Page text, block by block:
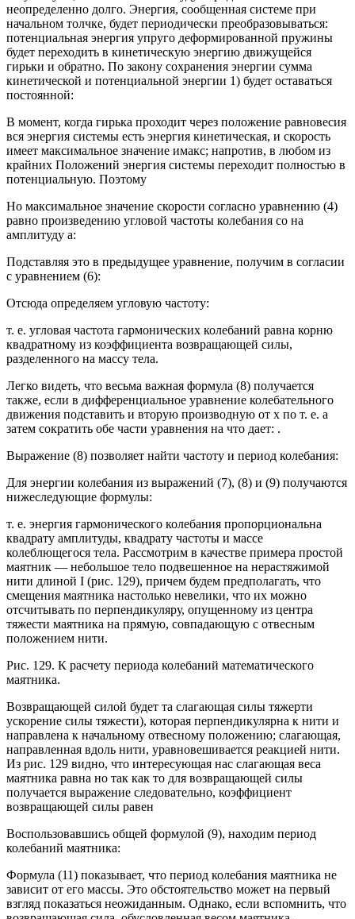
неопределенно долго. Энергия, сообщенная системе при
начальном толчке, будет периодически преобразовываться:
потенциальная энергия упруго деформированной пружины
будет переходить в кинетическую энергию движущейся
гирьки и обратно. По закону сохранения энергии сумма
кинетической и потенциальной энергии 1) будет оставаться
постоянной:
В момент, когда гирька проходит через положение равновесия
вся энергия системы есть энергия кинетическая, и скорость
имеет максимальное значение имакс; напротив, в любом из
крайних Положений энергия системы переходит полностью в
потенциальную. Поэтому
Но максимальное значение скорости согласно уравнению (4)
равно произведению угловой частоты колебания со на
амплитуду а:
Подставляя это в предыдущее уравнение, получим в согласии
с уравнением (6):
Отсюда определяем угловую частоту:
т. е. угловая частота гармонических колебаний равна корню
квадратному из коэффициента возвращающей силы,
разделенного на массу тела.
Легко видеть, что весьма важная формула (8) получается
также, если в дифференциальное уравнение колебательного
движения подставить и вторую производную от х по т. е. а
затем сократить обе части уравнения на что дает: .
Выражение (8) позволяет найти частоту и период колебания:
Для энергии колебания из выражений (7), (8) и (9) получаются
нижеследующие формулы:
т. е. энергия гармонического колебания пропорциональна
квадрату амплитуды, квадрату частоты и массе
колеблющегося тела. Рассмотрим в качестве примера простой
маятник — небольшое тело подвешенное на нерастяжимой
нити длиной I (рис. 129), причем будем предполагать, что
смещения маятника настолько невелики, что их можно
отсчитывать по перпендикуляру, опущенному из центра
тяжести маятника на прямую, совпадающую с отвесным
положением нити.
Рис. 129. К расчету периода колебаний математического
маятника.
Возвращающей силой будет та слагающая силы тяжерти
ускорение силы тяжести), которая перпендикулярна к нити и
направлена к начальному отвесному положению; слагающая,
направленная вдоль нити, уравновешивается реакцией нити.
Из рис. 129 видно, что интересующая нас слагающая веса
маятника равна но так как то для возвращающей силы
получается выражение следовательно, коэффициент
возвращающей силы равен
Воспользовавшись общей формулой (9), находим период
колебаний маятника:
Формула (11) показывает, что период колебания маятника не
зависит от его массы. Это обстоятельство может на первый
взгляд показаться неожиданным. Однако, если вспомнить, что